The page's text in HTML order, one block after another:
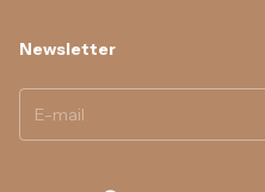
Newsletter